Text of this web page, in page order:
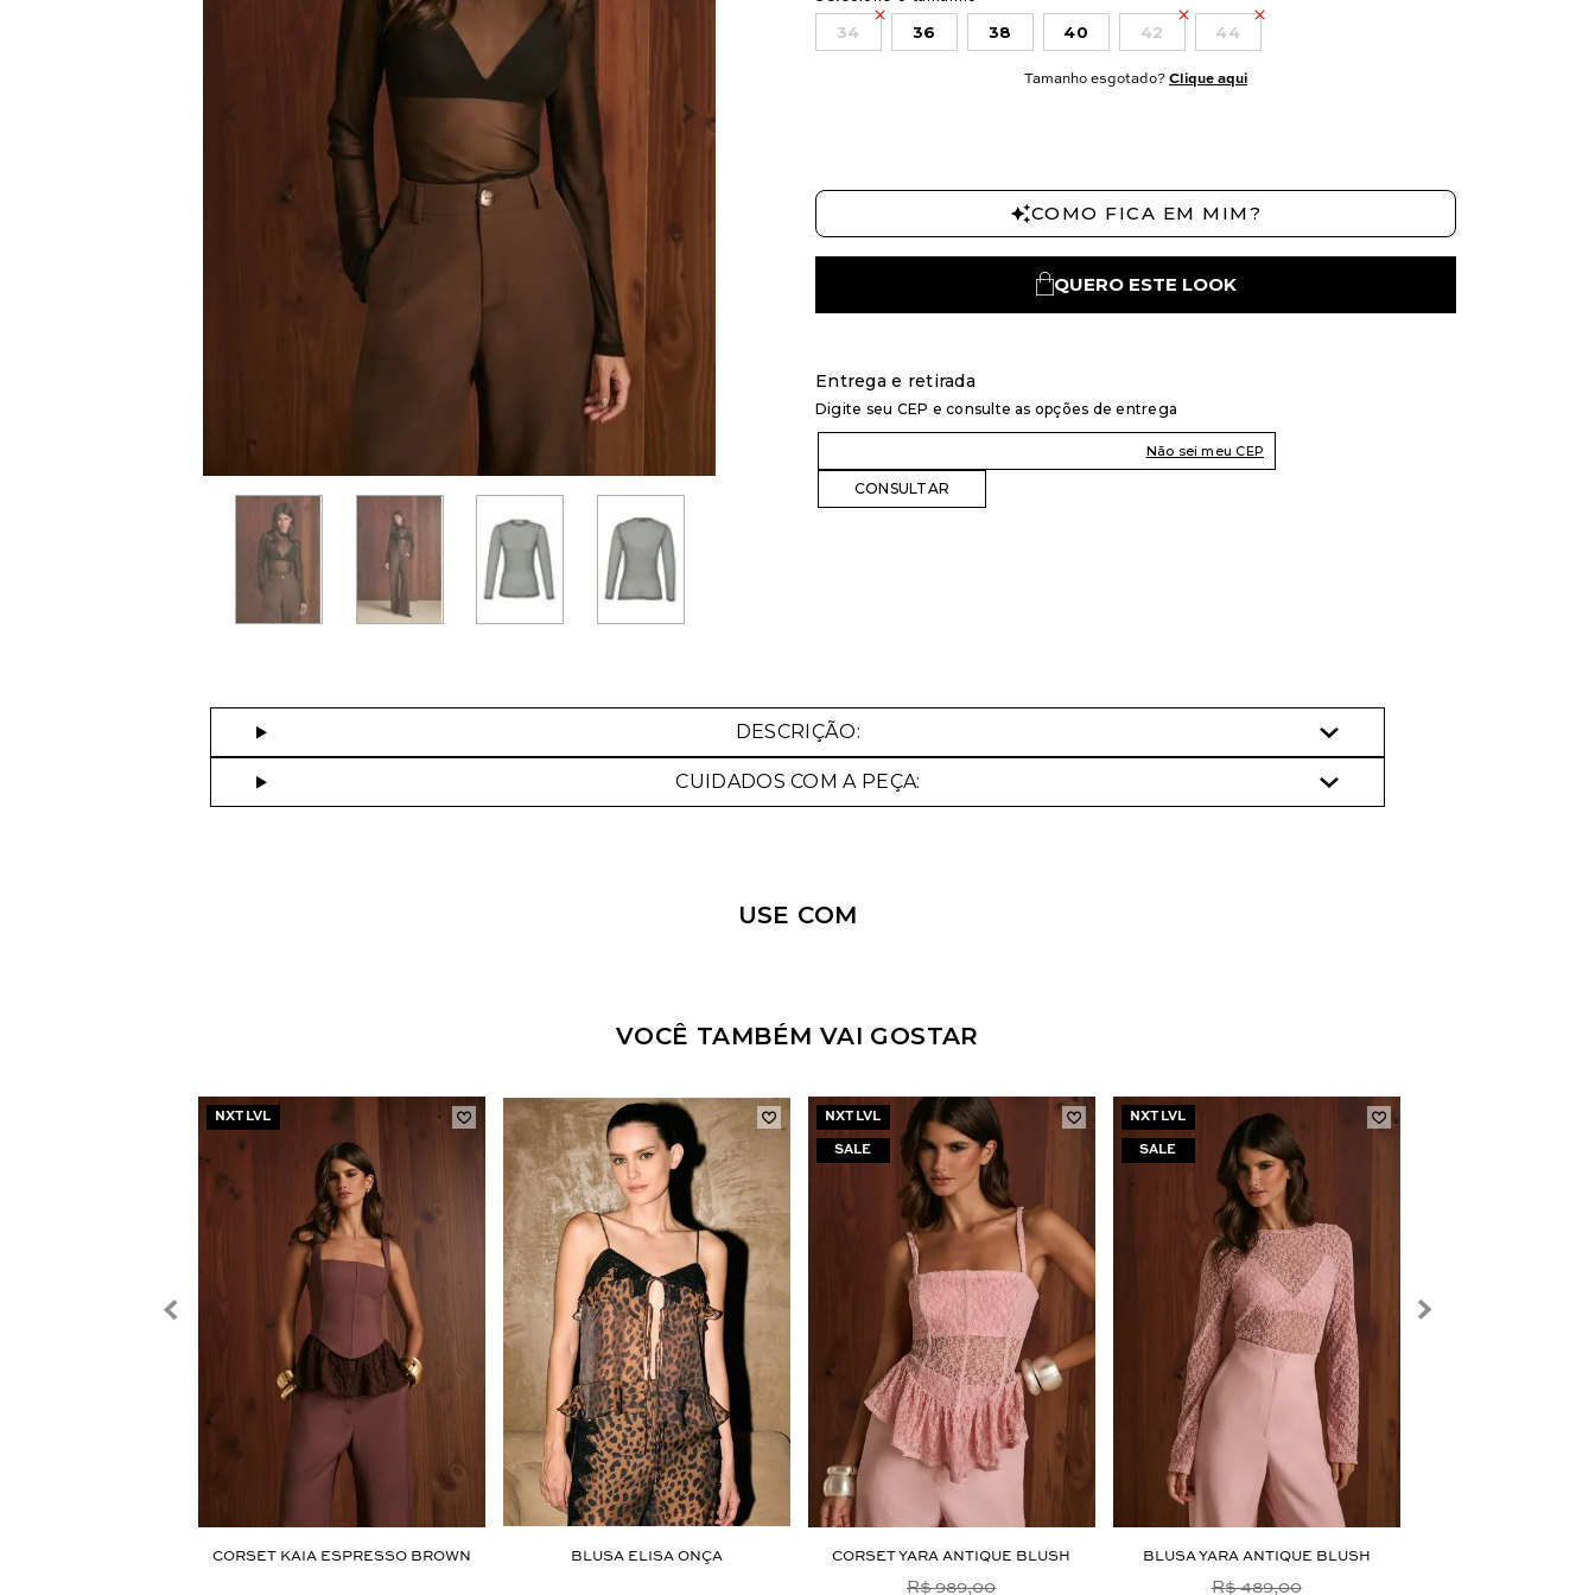
Aceito os termos e polí­ticas de privacidade
34 36 38 40 42 44
Tamanho esgotado? Clique aqui
COMO FICA EM MIM?
QUERO ESTE LOOK
Entrega e retirada
Digite seu CEP e consulte as opções de entrega
Não sei meu CEP
DESCRIÇÃO:
CUIDADOS COM A PEÇA:
USE COM
VOCÊ TAMBÉM VAI GOSTAR
NXT LVL
CORSET KAIA ESPRESSO BROWN BLUSA ELISA ONÇA
NXT LVL
CORSET YARA ANTIQUE BLUSH
R$ 989,00
NXT LVL
BLUSA YARA ANTIQUE BLUSH
R$ 489,00